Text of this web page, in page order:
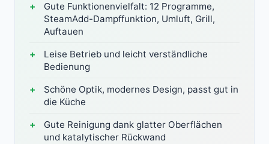
Gute Funktionenvielfalt: 12 Programme,
SteamAdd-Dampffunktion, Umluft, Grill,
Auftauen
Leise Betrieb und leicht verständliche
Bedienung
Schöne Optik, modernes Design, passt gut in
die Küche
Gute Reinigung dank glatter Oberflächen
und katalytischer Rückwand